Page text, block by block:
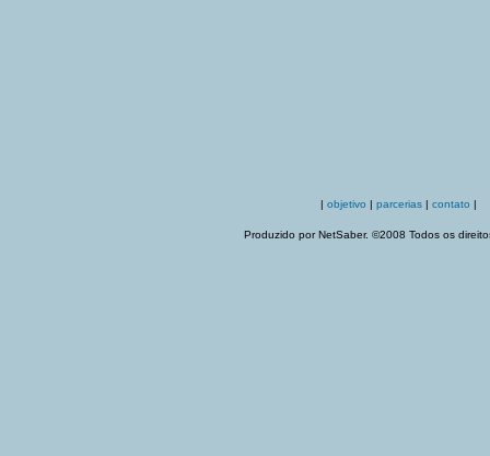
| objetivo | parcerias | contato |
Produzido por NetSaber. ©2008 Todos os